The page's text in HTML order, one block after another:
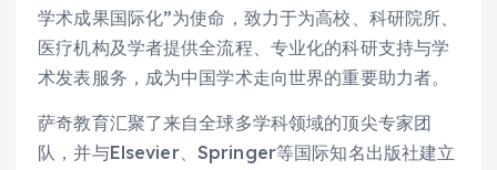
学术成果国际化”为使命，致力于为高校、科研院所、
医疗机构及学者提供全流程、专业化的科研支持与学
术发表服务，成为中国学术走向世界的重要助力者。
萨奇教育汇聚了来自全球多学科领域的顶尖专家团
队，并与Elsevier、Springer等国际知名出版社建立